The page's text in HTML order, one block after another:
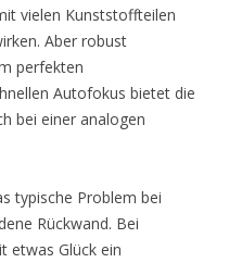
vielen Kunststoffteilen
Aber robust
perfekten
Autofokus bietet die
bei einer analogen
typische Problem bei
Rückwand. Bei
etwas Glück ein